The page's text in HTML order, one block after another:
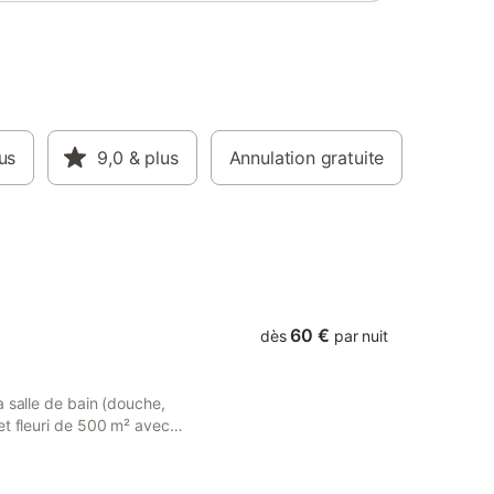
09 -
9,0 & plus Annulation gratuite
salle de bain (douche,
fleuri de 500 m² avec
prendre les repas,
dès 60 € par nuit